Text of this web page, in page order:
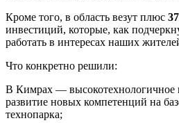
Кроме того, в область везут плюс
инвестиций, которые, как
работать в интересах наших
Что конкретно решили:
В Кимрах — высокотехнологичное
развитие новых компетенций на
технопарка;